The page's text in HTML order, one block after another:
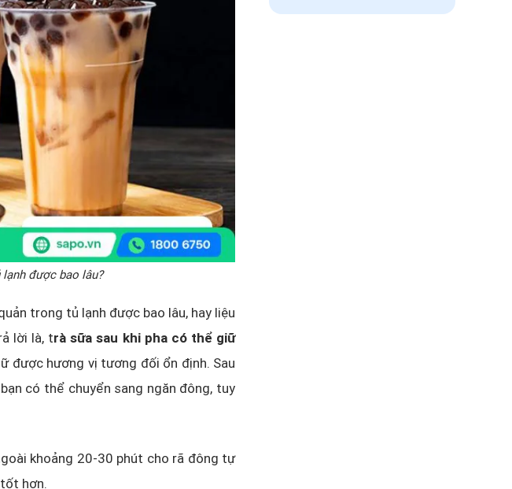
được bao lâu?
trong tủ lạnh được bao lâu, hay liệu
lời là, trà sữa sau khi pha có thể giữ
được hương vị tương đối ổn định. Sau
có thể chuyển sang ngăn đông, tuy
khoảng 20-30 phút cho rã đông tự
hơn.